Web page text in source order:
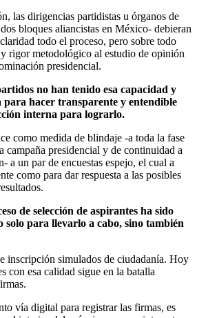
las dirigencias partidistas u órganos de
bloques aliancistas en México- debieran
todo el proceso, pero sobre todo
rigor metodológico al estudio de opinión
presidencial.
no han tenido esa capacidad y
para hacer transparente y entendible
interna para lograrlo.
como medida de blindaje -a toda la fase
campaña presidencial y de continuidad a
a un par de encuestas espejo, el cual a
como para dar respuesta a las posibles
de selección de aspirantes ha sido
solo para llevarlo a cabo, sino también
inscripción simulados de ciudadanía. Hoy
con esa calidad sigue en la batalla
vía digital para registrar las firmas, es